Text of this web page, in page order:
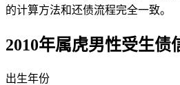
的计算方法和还债流程完全一致。
2010年属虎男性受生债
出生年份